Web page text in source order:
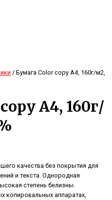
/ Бумага Color copy А4, 160г/м2,
А4, 160г/
качества без покрытия для
и текста. Однородная
степень белизны.
копировальных аппаратах,